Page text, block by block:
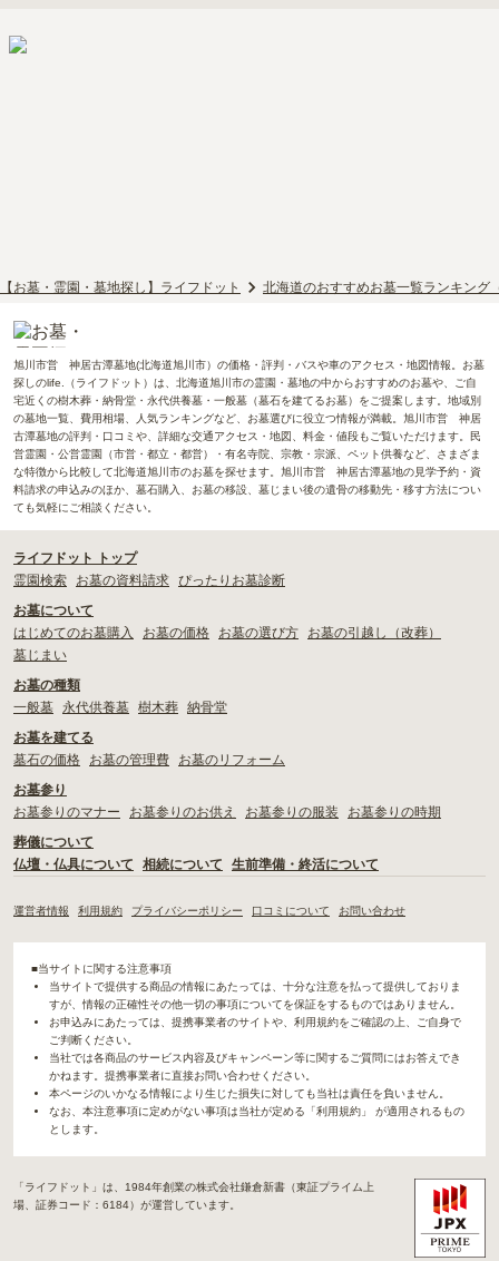
【お墓・霊園・墓地探し】ライフドット 北海道のおすすめお墓一覧ランキング
旭川市営 神居古潭墓地(北海道旭川市）の価格・評判・バスや車のアクセス・地図情報。お墓
探しのlife.（ライフドット）は、北海道旭川市の霊園・墓地の中からおすすめのお墓や、ご自
宅近くの樹木葬・納骨堂・永代供養墓・一般墓（墓石を建てるお墓）をご提案します。地域別
の墓地一覧、費用相場、人気ランキングなど、お墓選びに役立つ情報が満載。旭川市営 神居
古潭墓地の評判・口コミや、詳細な交通アクセス・地図、料金・値段もご覧いただけます。民
営霊園・公営霊園（市営・都立・都営）・有名寺院、宗教・宗派、ペット供養など、さまざま
な特徴から比較して北海道旭川市のお墓を探せます。旭川市営 神居古潭墓地の見学予約・資
料請求の申込みのほか、墓石購入、お墓の移設、墓じまい後の遺骨の移動先・移す方法につい
ても気軽にご相談ください。
ライフドット トップ
霊園検索
お墓の資料請求 ぴったりお墓診断
お墓について
はじめてのお墓購入
お墓の価格 お墓の選び方
お墓の引越し（改葬）
墓じまい
お墓の種類
一般墓
永代供養墓 樹木葬 納骨堂
お墓を建てる
墓石の価格
お墓の管理費
お墓のリフォーム
お墓参り
お墓参りのマナー
お墓参りのお供え お墓参りの服装
お墓参りの時期
葬儀について
仏壇・仏具について
相続について 生前準備・終活について
運営者情報 利用規約 プライバシーポリシー 口コミについて お問い合わせ
■当サイトに関する注意事項
当サイトで提供する商品の情報にあたっては、十分な注意を払って提供しておりま
すが、情報の正確性その他一切の事項についてを保証をするものではありません。
お申込みにあたっては、提携事業者のサイトや、利用規約をご確認の上、ご自身で
ご判断ください。
当社では各商品のサービス内容及びキャンペーン等に関するご質問にはお答えでき
かねます。提携事業者に直接お問い合わせください。
本ページのいかなる情報により生じた損失に対しても当社は責任を負いません。
なお、本注意事項に定めがない事項は当社が定める「利用規約」 が適用されるもの
とします。
「ライフドット」は、1984年創業の株式会社鎌倉新書（東証プライム上
場、証券コード：6184）が運営しています。